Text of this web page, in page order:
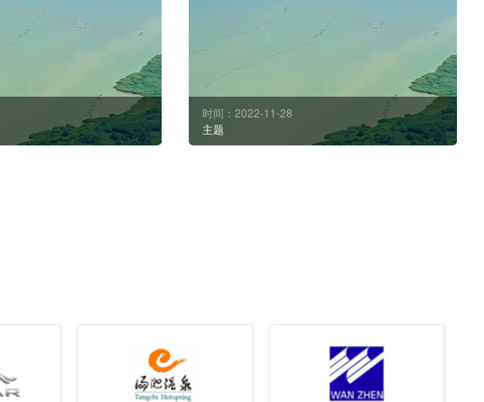
时间：2022-11-28
主题